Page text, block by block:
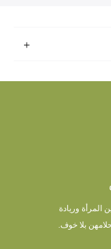
وريادة
بلا خوف.